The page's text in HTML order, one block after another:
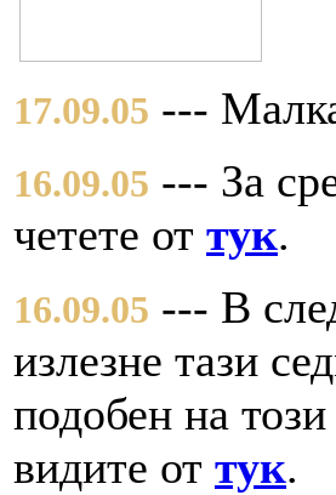
17.09.05 ---
16.09.05 --- За
четете от тук.
16.09.05 --- В
излезне тази
подобен на
видите от тук.